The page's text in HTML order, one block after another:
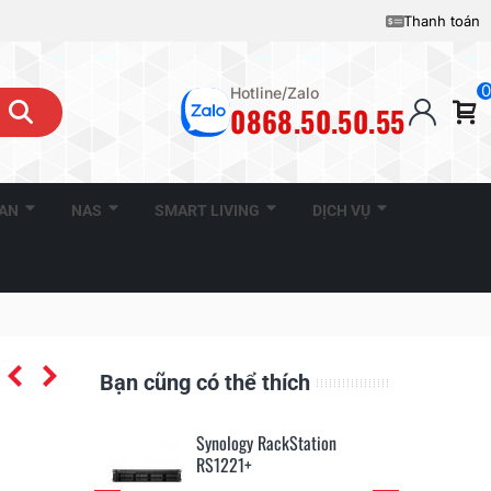
Thanh toán
Hotline/Zalo
0868.50.50.55
0
NAS SMART LIVING DỊCH VỤ
Bạn cũng có thể thích
Synology RackStation
RS1221+